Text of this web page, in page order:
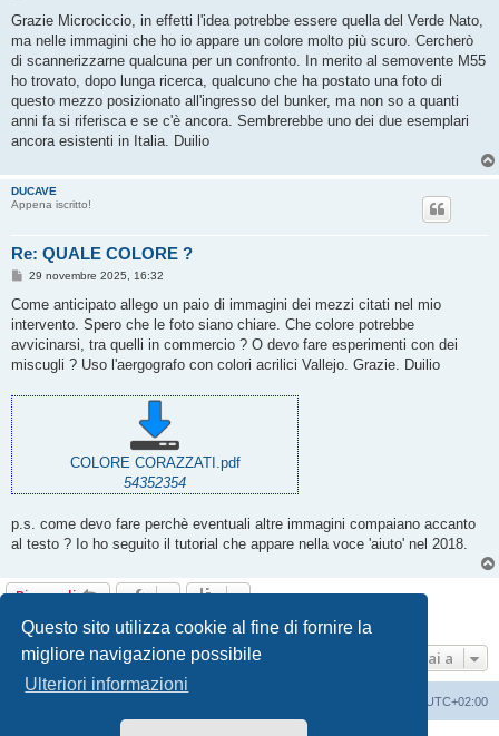
Questo sito utilizza cookie al fine di fornire la
migliore navigazione possibile
Ulteriori informazioni
s
a
g
i
o
Grazie Microciccio, in effetti l'idea potrebbe essere quella del Verde Nato,
ma nelle immagini che ho io appare un colore molto più scuro. Cercherò
di scannerizzarne qualcuna per un confronto. In merito al semovente M55
ho trovato, dopo lunga ricerca, qualcuno che ha postato una foto di
questo mezzo posizionato all'ingresso del bunker, ma non so a quanti
anni fa si riferisca e se c'è ancora. Sembrerebbe uno dei due esemplari
ancora esistenti in Italia. Duilio
DUCAVE
Appena iscritto!
Re: QUALE COLORE ?
M
s
a
g
i
29 novembre 2025, 16:32
Come anticipato allego un paio di immagini dei mezzi citati nel mio
intervento. Spero che le foto siano chiare. Che colore potrebbe
avvicinarsi, tra quelli in commercio ? O devo fare esperimenti con dei
miscugli ? Uso l'aergografo con colori acrilici Vallejo. Grazie. Duilio
COLORE CORAZZATI.pdf
54352354
p.s. come devo fare perchè eventuali altre immagini compaiano accanto
al testo ? Io ho seguito il tutorial che appare nella voce 'aiuto' nel 2018.
Rispondi
4 messaggi • Pagina1 di1
Vai a
UTC+02:00